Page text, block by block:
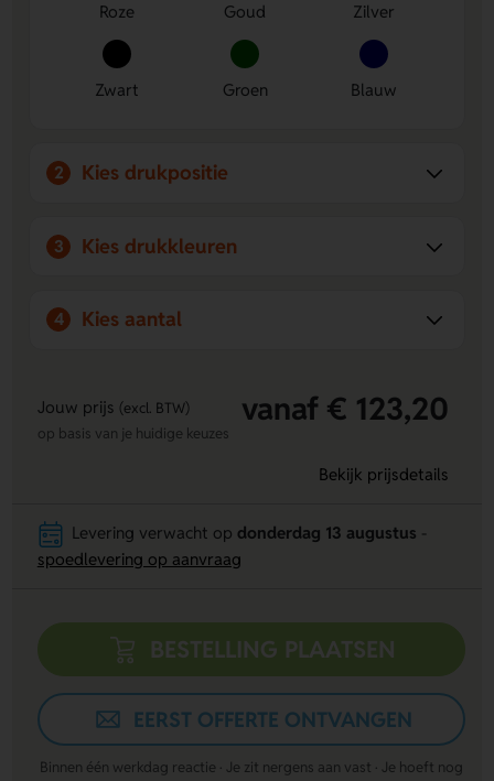
Roze Goud Zilver
Zwart Groen Blauw
2 Kies drukpositie
3 Kies drukkleuren
4 Kies aantal
Jouw prijs (excl. BTW) vanaf € 123,20
op basis van je huidige keuzes
Bekijk prijsdetails
Levering verwacht op donderdag 13 augustus
spoedlevering op aanvraag
BESTELLING PLAATSEN
EERST OFFERTE ONTVANGEN
Binnen één werkdag reactie · Je zit nergens aan vast · Je hoeft nog